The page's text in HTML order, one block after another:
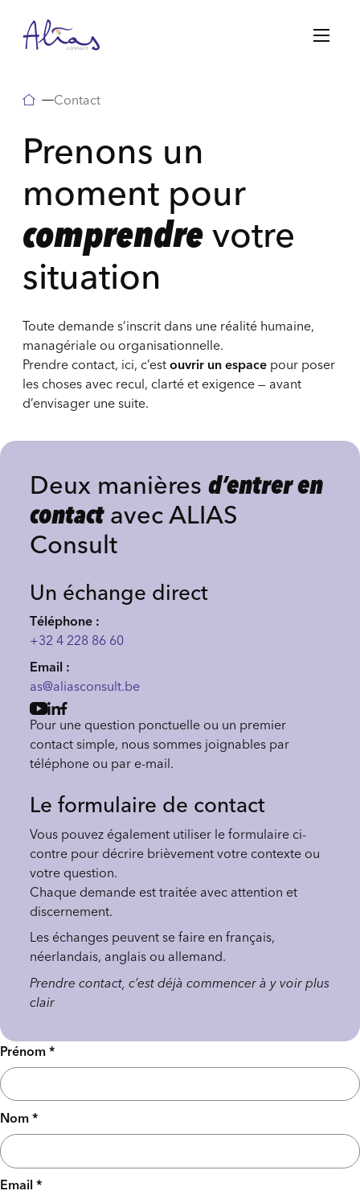
contenu
Contact
Prenons un
moment pour
comprendre votre
situation
Toute demande s’inscrit dans une réalité humaine,
managériale ou organisationnelle.
Prendre contact, ici, c’est ouvrir un espace pour poser
les choses avec recul, clarté et exigence — avant
d’envisager une suite.
Deux manières d’entrer en
contactavec ALIAS
Consult
Un échange direct
Téléphone :
+32 4 228 86 60
Email :
as@aliasconsult.be
Pour une question ponctuelle ou un premier
contact simple, nous sommes joignables par
téléphone ou par e-mail.
Le formulaire de contact
Vous pouvez également utiliser le formulaire ci-
contre pour décrire brièvement votre contexte ou
votre question.
Chaque demande est traitée avec attention et
discernement.
Les échanges peuvent se faire en français,
néerlandais, anglais ou allemand.
Prendre contact, c’est déjà commencer à y voir plus
clair
Prénom *
Nom *
Email *